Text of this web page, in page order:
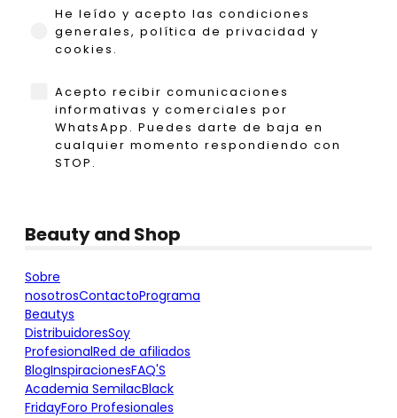
He leído y acepto las condiciones
He leído y acepto las condiciones
generales, política de privacidad y
cookies.
WhatsApp
Acepto recibir comunicaciones
informativas y comerciales por
WhatsApp. Puedes darte de baja en
cualquier momento respondiendo con
STOP.
Beauty and Shop
Sobre
nosotrosContactoPrograma
Beautys
DistribuidoresSoy
ProfesionalRed de afiliados
BlogInspiracionesFAQ'S
Academia SemilacBlack
FridayForo Profesionales